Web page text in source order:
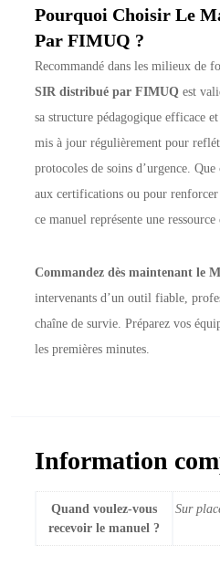
Pourquoi Choisir Le
Par FIMUQ ?
Recommandé dans les milieux de
SIR distribué par FIMUQ est
sa structure pédagogique efficace
mis à jour régulièrement pour
protocoles de soins d’urgence.
aux certifications ou pour
ce manuel représente une
Commandez dès maintenant le
intervenants d’un outil fiable,
chaîne de survie. Préparez vos
les premières minutes.
Information
Quand voulez-vous
recevoir le manuel ?
Sur